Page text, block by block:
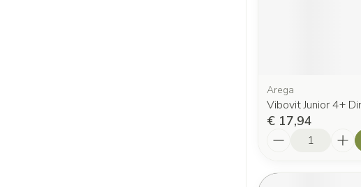
Arega
Vibovit Junior 4+
€ 17,94